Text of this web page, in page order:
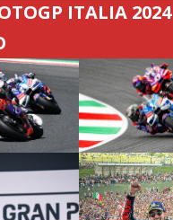
ITALIA 2024